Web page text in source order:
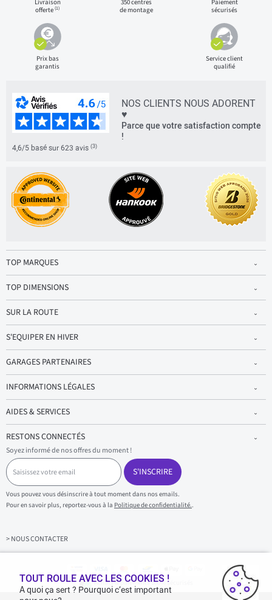
Livraison
offerte(1)
350 centres
de montage
Paiement
sécurisés
Prix bas
garantis
Service client
qualifié
NOS CLIENTS NOUS ADORENT
♥
Parce que votre satisfaction compte
!
4,6/5 basé sur 623 avis (3)
TOP MARQUES
TOP DIMENSIONS
SUR LA ROUTE
S'EQUIPER EN HIVER
GARAGES PARTENAIRES
INFORMATIONS LÉGALES
AIDES & SERVICES
RESTONS CONNECTÉS
Soyez informé de nos offres du moment !
S
a
i
s
i
s
z
v
S'INSCRIRE
Vous pouvez vous désinscrire à tout moment dans nos emails.
Pour en savoir plus, reportez-vous à la Politique de confidentialité..
> NOUS CONTACTER
Achats & paiements 100% sécurisés
TOUT ROULE AVEC LES COOKIES !
A quoi ça sert ? Pourquoi c’est important